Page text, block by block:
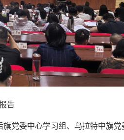
告
党委中心学习组、乌拉特中旗